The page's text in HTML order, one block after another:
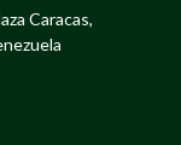
Caracas,